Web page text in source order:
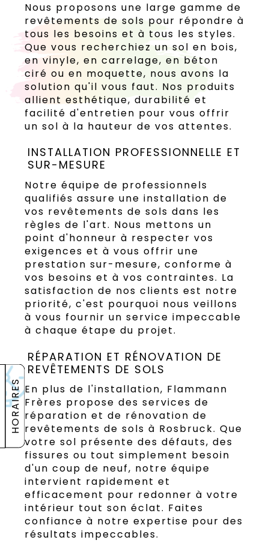
HORAIRES
Nous proposons une large gamme de
revêtements de sols pour répondre à
tous les besoins et à tous les styles.
Que vous recherchiez un sol en bois,
en vinyle, en carrelage, en béton
ciré ou en moquette, nous avons la
solution qu'il vous faut. Nos produits
allient esthétique, durabilité et
facilité d'entretien pour vous offrir
un sol à la hauteur de vos attentes.
INSTALLATION PROFESSIONNELLE ET
SUR-MESURE
Notre équipe de professionnels
qualifiés assure une installation de
vos revêtements de sols dans les
règles de l'art. Nous mettons un
point d'honneur à respecter vos
exigences et à vous offrir une
prestation sur-mesure, conforme à
vos besoins et à vos contraintes. La
satisfaction de nos clients est notre
priorité, c'est pourquoi nous veillons
à vous fournir un service impeccable
à chaque étape du projet.
RÉPARATION ET RÉNOVATION DE
REVÊTEMENTS DE SOLS
En plus de l'installation, Flammann
Frères propose des services de
réparation et de rénovation de
revêtements de sols à Rosbruck. Que
votre sol présente des défauts, des
fissures ou tout simplement besoin
d'un coup de neuf, notre équipe
intervient rapidement et
efficacement pour redonner à votre
intérieur tout son éclat. Faites
confiance à notre expertise pour des
résultats impeccables.